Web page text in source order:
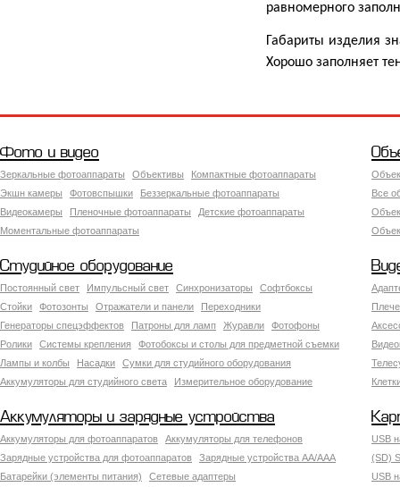
равномерного
Габариты изделия
Хорошо заполняет
Фото и видео
Зеркальные фотоаппараты Объективы
Компактные фотоаппараты
Экшн камеры
Фотовспышки
Беззеркальные фотоаппараты
Видеокамеры
Пленочные фотоаппараты
Детские фотоаппараты
Моментальные фотоаппараты
Все
Студийное оборудование
Постоянный свет Импульсный свет Синхронизаторы
Софтбоксы
Стойки
Фотозонты Отражатели и панели
Переходники
Генераторы спецэффектов
Патроны для ламп Журавли
Фотофоны
Ролики
Системы крепления
Фотобоксы и столы для предметной съемки
Лампы и колбы
Насадки
Сумки для студийного оборудования
Аккумуляторы для студийного света
Измерительное оборудование
Аккумуляторы и зарядные устройства
Аккумуляторы для фотоаппаратов
Аккумуляторы для телефонов
Зарядные устройства для фотоаппаратов
Зарядные устройства AA/AAA
Батарейки (элементы питания)
Сетевые адаптеры
USB
(SD)
USB